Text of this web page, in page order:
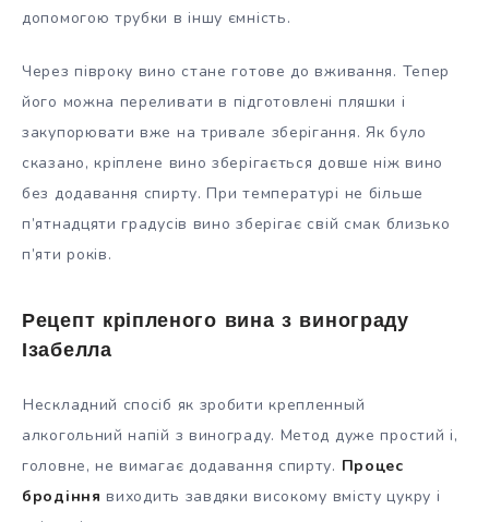
допомогою трубки в іншу ємність.
Через півроку вино стане готове до вживання. Тепер
його можна переливати в підготовлені пляшки і
закупорювати вже на тривале зберігання. Як було
сказано, кріплене вино зберігається довше ніж вино
без додавання спирту. При температурі не більше
п’ятнадцяти градусів вино зберігає свій смак близько
п’яти років.
Рецепт кріпленого вина з винограду
Ізабелла
Нескладний спосіб як зробити крепленный
алкогольний напій з винограду. Метод дуже простий і,
головне, не вимагає додавання спирту. Процес
бродіння виходить завдяки високому вмісту цукру і